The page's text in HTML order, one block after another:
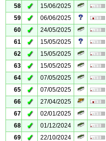
58
✓ 15/06/2025
59
✓ 06/06/2025
60
✓ 24/05/2025
61
✓ 15/05/2025
62
✓ 15/05/2025
63
✓ 15/05/2025
64
✓ 07/05/2025
65
✓ 07/05/2025
66
✓ 27/04/2025
67
✓ 02/01/2025
68
✓ 01/12/2024
69
✓ 22/10/2024